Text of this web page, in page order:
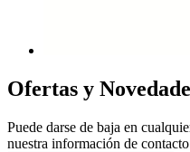
Ofertas y
Puede darse de baja en
nuestra información de